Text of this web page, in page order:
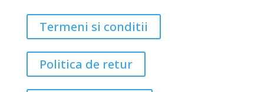
Termeni si conditii
Politica de retur